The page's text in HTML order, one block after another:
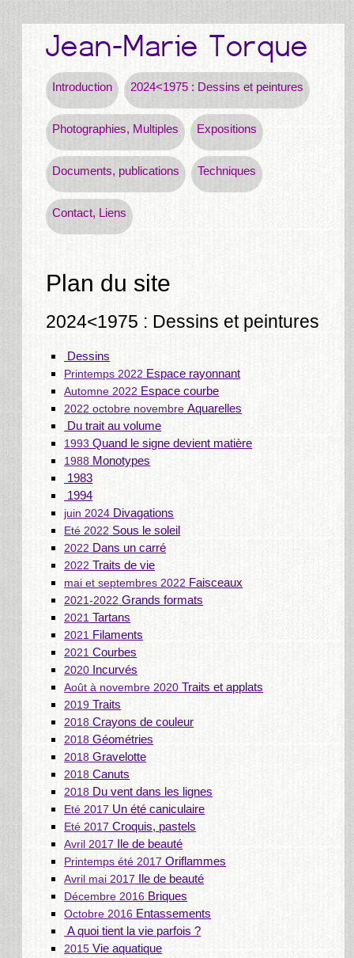
Introduction 2024<1975 : Dessins et peintures
Photographies, Multiples Expositions
Documents, publications Techniques
Contact, Liens
Plan du site
2024<1975 : Dessins et peintures
Dessins
Printemps 2022 Espace rayonnant
Automne 2022 Espace courbe
2022 octobre novembre Aquarelles
Du trait au volume
1993 Quand le signe devient matière
1988 Monotypes
1983
1994
juin 2024 Divagations
Eté 2022 Sous le soleil
2022 Dans un carré
2022 Traits de vie
mai et septembres 2022 Faisceaux
2021-2022 Grands formats
2021 Tartans
2021 Filaments
2021 Courbes
2020 Incurvés
Août à novembre 2020 Traits et applats
2019 Traits
2018 Crayons de couleur
2018 Géométries
2018 Gravelotte
2018 Canuts
2018 Du vent dans les lignes
Eté 2017 Un été caniculaire
Eté 2017 Croquis, pastels
Avril 2017 Ile de beauté
Printemps été 2017 Oriflammes
Avril mai 2017 Ile de beauté
Décembre 2016 Briques
Octobre 2016 Entassements
A quoi tient la vie parfois ?
2015 Vie aquatique